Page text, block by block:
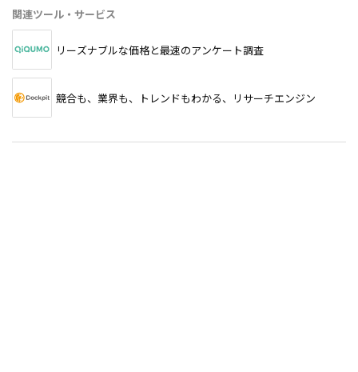
関連ツール・サービス
リーズナブルな価格と最速のアンケート調査
競合も、業界も、トレンドもわかる、リサーチエンジン